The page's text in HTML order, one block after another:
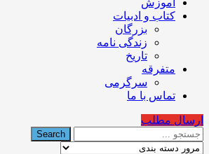
آموزش
کتاب و ادبیات
بزرگان
زندگی نامه
تاریخ
متفرقه
سرگرمی
تماس با ما
ارسال مطلب